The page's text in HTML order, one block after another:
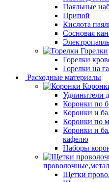
Паяльные
Припой
Кислота
Сосновая
Горелки
Горелки
Горелки на
Расходные материалы
Удлинители
Коронки по
Коронки и
Коронки по
Коронки и
кафелю
Наборы
Щетки